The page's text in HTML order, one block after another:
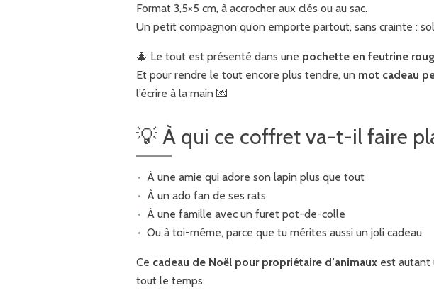
Format 3,5×5 cm, à accrocher aux clés ou au sac.
Un petit compagnon qu’on emporte partout, sans crainte :
🎄 Le tout est présenté dans une pochette en feutrine
Et pour rendre le tout encore plus tendre, un mot cadeau
l’écrire à la main 💌
💡 À qui ce coffret va-t-il faire
À une amie qui adore son lapin plus que tout
À un ado fan de ses rats
À une famille avec un furet pot-de-colle
Ou à toi-même, parce que tu mérites aussi un joli cadeau
Ce cadeau de Noël pour propriétaire d’animaux est autant
tout le temps.